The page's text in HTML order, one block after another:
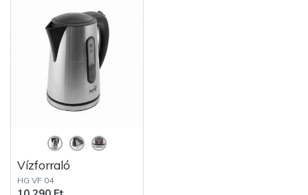
Vízforraló
HG VF 04